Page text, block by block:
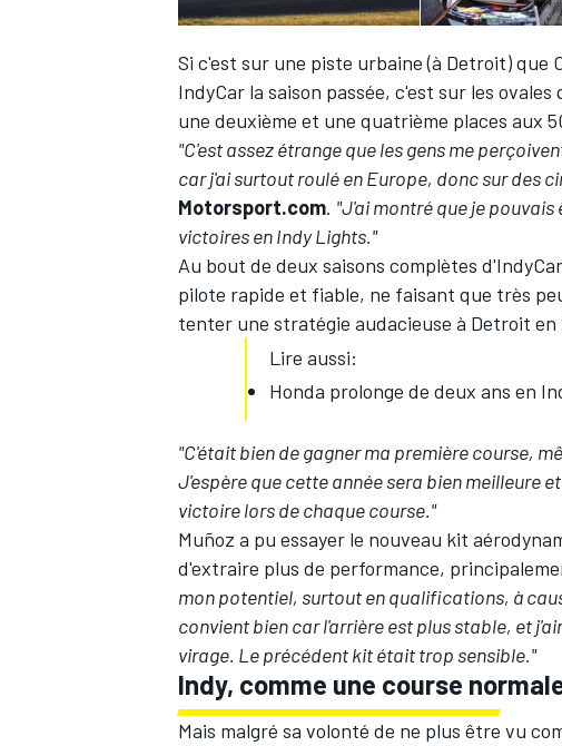
Si c'est sur une piste urbaine (à Detroit) que
IndyCar la saison passée, c'est sur les
une deuxième et une quatrième places aux
"C'est assez étrange que les gens me
car j'ai surtout roulé en Europe, donc sur des
Motorsport.com. "J'ai montré que je
victoires en Indy Lights."
Au bout de deux saisons complètes
pilote rapide et fiable, ne faisant que très
tenter une stratégie audacieuse à Detroit en
Lire aussi:
Honda prolonge de deux ans en
"C'était bien de gagner ma première course,
J'espère que cette année sera bien meilleure
victoire lors de chaque course."
Muñoz a pu essayer le nouveau kit
d'extraire plus de performance,
mon potentiel, surtout en qualifications, à
convient bien car l'arrière est plus stable, et
virage. Le précédent kit était trop sensible."
Indy, comme une course
Mais malgré sa volonté de ne plus être vu